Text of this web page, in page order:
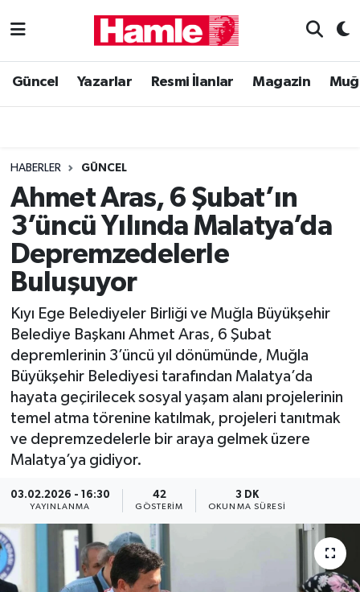
Güncel Yazarlar Resmi İlanlar Magazin
HABERLER GÜNCEL
Ahmet Aras, 6 Şubat’ın
3’üncü Yılında Malatya’da
Depremzedelerle
Buluşuyor
Kıyı Ege Belediyeler Birliği ve Muğla Büyükşehir
Belediye Başkanı Ahmet Aras, 6 Şubat
depremlerinin 3’üncü yıl dönümünde, Muğla
Büyükşehir Belediyesi tarafından Malatya’da
hayata geçirilecek sosyal yaşam alanı projelerinin
temel atma törenine katılmak, projeleri tanıtmak
ve depremzedelerle bir araya gelmek üzere
Malatya’ya gidiyor.
03.02.2026 - 16:30
YAYINLANMA
42
GÖSTERIM
3 DK
OKUNMA SÜRESI
Güncel
Muğla Haber
Siyaset
Muğla Nöbetçi Eczaneler
Muğla Trafik Yoğunluk Haritası
Süper Lig Puan Durumu ve Fikstür
Tüm Manşetler
Son Dakika Haberleri
Haber Arşivi